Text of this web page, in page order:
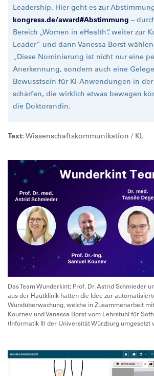
Leadership. Hier geht es zur
kongress.de/award#Abstimmung –
Bereich „Women in eHealth“, weiter zur
Leader“ und dann Vanessa Borst
„Diese Nominierung ist nicht nur eine
Anerkennung, sondern auch eine
Bewusstsein für KI-Anwendungen in
schärfen, die wirklich etwas bewegen
die Doktorandin.
Text: Wissenschaftskommunikation / KL
Das Team Wunderkint: Prof. Dr. Astrid Schmieder
aus der Hautklinik hatten die Idee zur
Wundüberwachung, welche in Zusammenarbeit
Kournev und Vanessa Borst vom Lehrstuhl für
(Informatik II) der Universität Würzburg umgesetzt